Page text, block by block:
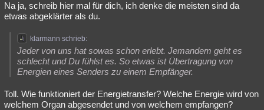
Na ja, schreib hier mal für dich, ich denke die meisten sind da
etwas abgeklärter als du.
klarmann schrieb:
Jeder von uns hat sowas schon erlebt. Jemandem geht es
schlecht und Du fühlst es. So etwas ist Übertragung von
Energien eines Senders zu einem Empfänger.
Toll. Wie funktioniert der Energietransfer? Welche Energie wird von
welchem Organ abgesendet und von welchem empfangen?